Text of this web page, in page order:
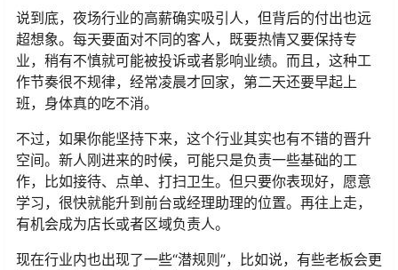
说到底，夜场行业的高薪确实吸引人，但背后的付出也远
超想象。每天要面对不同的客人，既要热情又要保持专
业，稍有不慎就可能被投诉或者影响业绩。而且，这种工
作节奏很不规律，经常凌晨才回家，第二天还要早起上
班，身体真的吃不消。
不过，如果你能坚持下来，这个行业其实也有不错的晋升
空间。新人刚进来的时候，可能只是负责一些基础的工
作，比如接待、点单、打扫卫生。但只要你表现好，愿意
学习，很快就能升到前台或经理助理的位置。再往上走，
有机会成为店长或者区域负责人。
现在行业内也出现了一些“潜规则”，比如说，有些老板会更